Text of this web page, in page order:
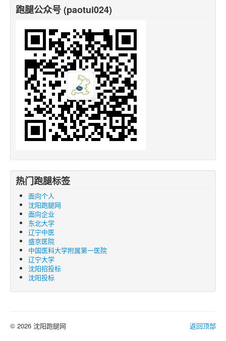
跑腿公众号 (paotui024)
热门跑腿标签
面向个人
沈阳跑腿网
面向企业
东北大学
辽宁中医
盛京医院
中国医科大学附属第一医院
辽宁大学
沈阳招投标
沈阳投标
返回顶部
© 2026 沈阳跑腿网